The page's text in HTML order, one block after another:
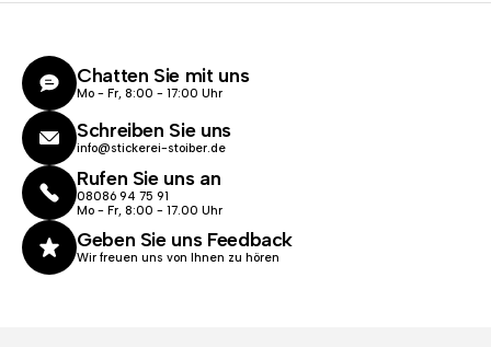
Chatten Sie mit uns
Mo - Fr, 8:00 - 17:00 Uhr
Schreiben Sie uns
info@stickerei-stoiber.de
Rufen Sie uns an
08086 94 75 91
Mo - Fr, 8:00 - 17.00 Uhr
Geben Sie uns Feedback
Wir freuen uns von Ihnen zu hören